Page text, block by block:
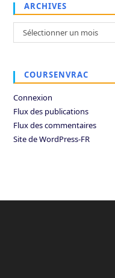
ARCHIVES
Archives
Sélectionner un mois
COURSENVRAC
Connexion
Flux des publications
Flux des commentaires
Site de WordPress-FR